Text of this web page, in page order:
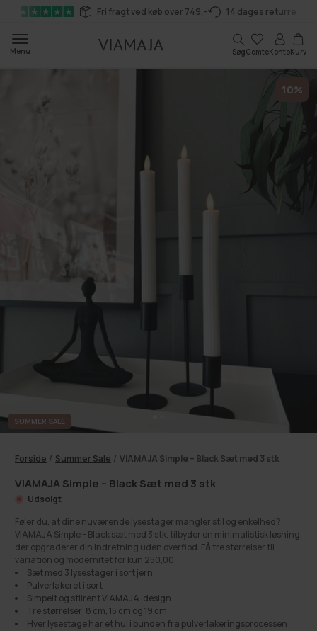
Gå til
indhold
Fri fragt ved køb over 749,- 14 dages returret
Menu SøgGemteKonto
Kurv
Kurv
10%
SUMMER SALE
Forside / Summer Sale / VIAMAJA Simple – Black Sæt med 3 stk
VIAMAJA Simple – Black Sæt med 3 stk
Udsolgt
Føler du, at dine nuværende lysestager mangler stil og enkelhed?
VIAMAJA Simple – Black sæt med 3 stk. tilbyder en minimalistisk løsning,
der opgraderer din indretning uden overflod. Få tre størrelser til
variation og modernitet for kun 250,00.
Sæt med 3 lysestager i sort jern
Pulverlakeret i sort
Simpelt og stilrent VIAMAJA-design
Tre størrelser: 8 cm, 15 cm og 19 cm
Hver lysestage har et hul i bunden fra pulverlakeringsprocessen